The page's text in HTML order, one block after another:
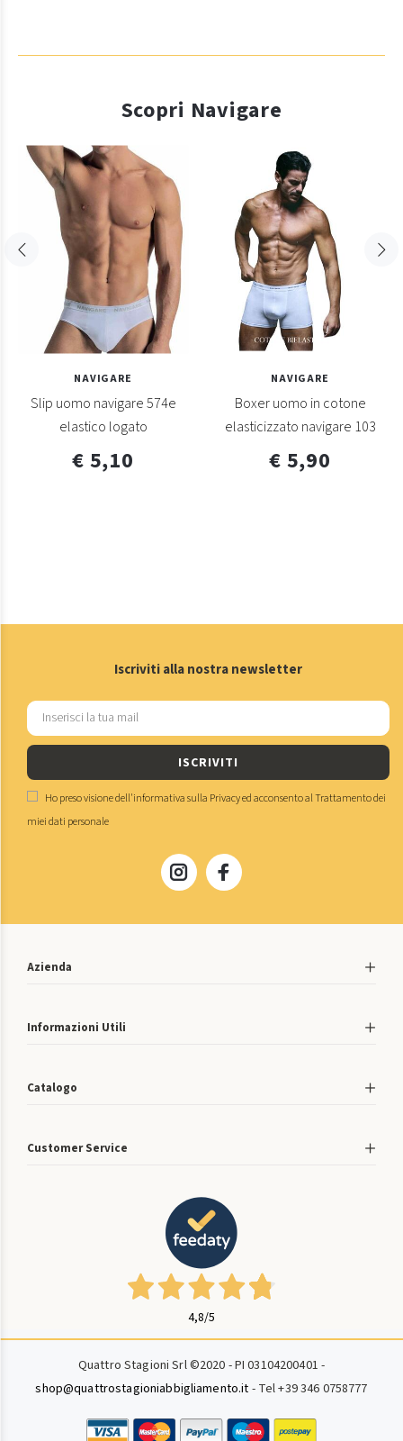
Scopri Navigare
NAVIGARE
Slip uomo navigare 574e
elastico logato
€ 5,10
NAVIGARE
Boxer uomo in cotone
elasticizzato navigare 103
€ 5,90
Iscriviti alla nostra newsletter
ISCRIVITI
Ho preso visione dell'informativa sulla Privacyed acconsento alTrattamento dei
miei dati personale
Azienda
Informazioni Utili
Catalogo
Customer Service
4,8/5
Quattro Stagioni Srl ©2020 - PI 03104200401 -
shop@quattrostagioniabbigliamento.it - Tel +39 346 0758777